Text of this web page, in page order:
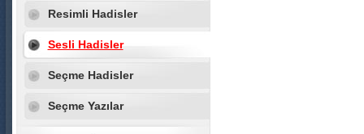
Resimli Hadisler
Sesli Hadisler
Seçme Hadisler
Seçme Yazılar